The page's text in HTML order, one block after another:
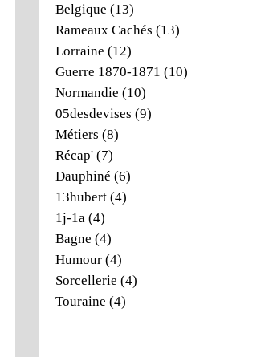
Belgique (13)
Rameaux Cachés (13)
Lorraine (12)
Guerre 1870-1871 (10)
Normandie (10)
05desdevises (9)
Métiers (8)
Récap' (7)
Dauphiné (6)
13hubert (4)
1j-1a (4)
Bagne (4)
Humour (4)
Sorcellerie (4)
Touraine (4)